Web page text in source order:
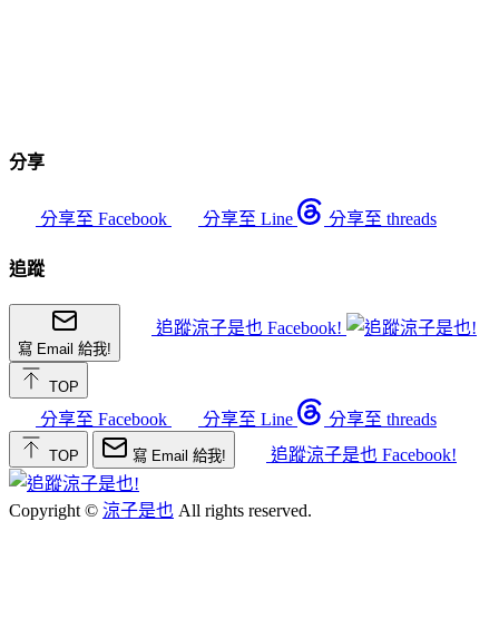
分享
分享至 Facebook 分享至 Line 分享至 threads
追蹤
寫 Email 給我!
追蹤涼子是也 Facebook!
TOP
分享至 Facebook 分享至 Line 分享至 threads
TOP 寫 Email 給我! 追蹤涼子是也 Facebook!
Copyright © 涼子是也 All rights reserved.